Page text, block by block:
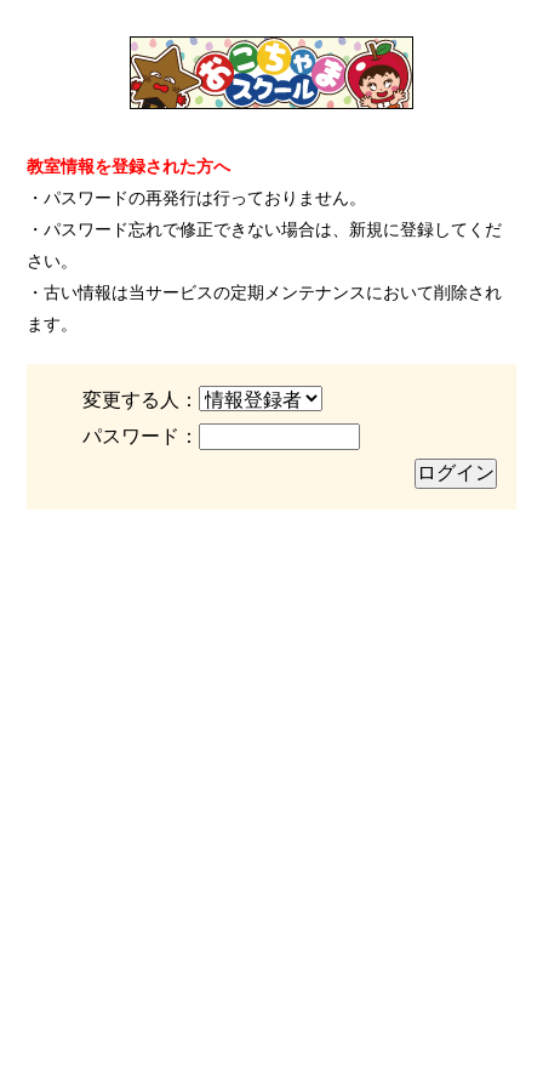
教室情報を登録された方へ
・パスワードの再発行は行っておりません。
・パスワード忘れで修正できない場合は、新規に登録してくだ
さい。
・古い情報は当サービスの定期メンテナンスにおいて削除され
ます。
変更する人：
パスワード：